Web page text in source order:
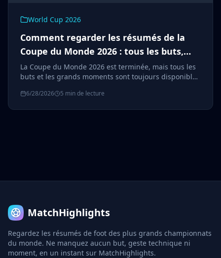
World Cup 2026
Comment regarder les résumés de la
Coupe du Monde 2026 : tous les buts,
gratuitement
La Coupe du Monde 2026 est terminée, mais tous les
buts et les grands moments sont toujours disponibles
l'ensemble des 104 matchs.
6/28/2026 5 min de lecture
MatchHighlights
Regardez les résumés de foot des plus grands championnats
du monde. Ne manquez aucun but, geste technique ni
moment, en un instant sur MatchHighlights.